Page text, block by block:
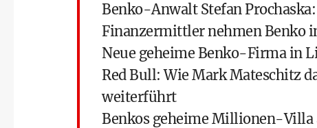
Benko-Anwalt Stefan
Finanzermittler nehmen Benko
Neue geheime Benko-Firma in
Red Bull: Wie Mark Mateschitz
weiterführt
Benkos geheime Millionen-Villa